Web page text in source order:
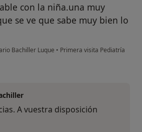
con la niña.una muy
se ve que sabe muy bien lo
Bachiller Luque • Primera visita Pediatría
A vuestra disposición